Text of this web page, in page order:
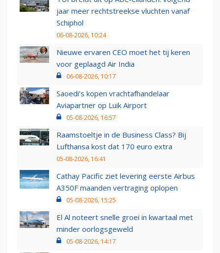
jaar meer rechtstreekse vluchten vanaf
Schiphol
06-08-2026, 10:24
Nieuwe ervaren CEO moet het tij keren
voor geplaagd Air India
06-08-2026, 10:17
Saoedi’s kopen vrachtafhandelaar
Aviapartner op Luik Airport
05-08-2026, 16:57
Raamstoeltje in de Business Class? Bij
Lufthansa kost dat 170 euro extra
05-08-2026, 16:41
Cathay Pacific ziet levering eerste Airbus
A350F maanden vertraging oplopen
05-08-2026, 15:25
El Al noteert snelle groei in kwartaal met
minder oorlogsgeweld
05-08-2026, 14:17